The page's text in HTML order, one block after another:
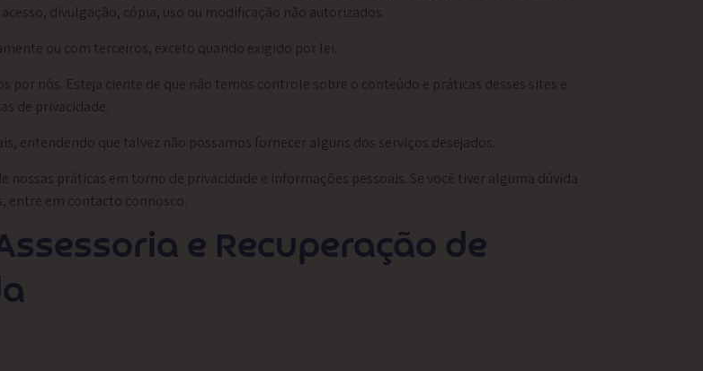
divulgação, cópia, uso ou modificação não autorizados.
ou com terceiros, exceto quando exigido por lei.
nós. Esteja ciente de que não temos controle sobre o conteúdo e práticas desses sites e
de privacidade.
entendendo que talvez não possamos fornecer alguns dos serviços desejados.
práticas em torno de privacidade e informações pessoais. Se você tiver alguma dúvida
entre em contacto connosco.
e Recuperação de